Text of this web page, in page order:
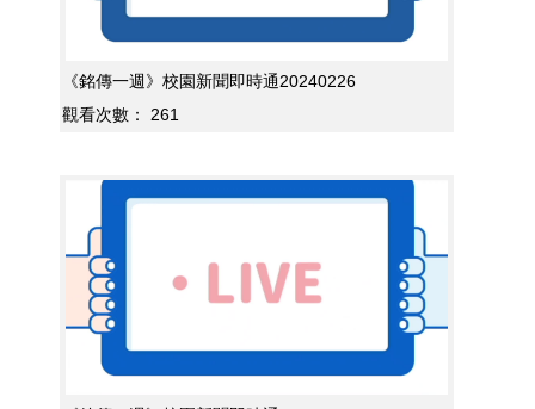
《銘傳一週》校園新聞即時通20240226
觀看次數：
261